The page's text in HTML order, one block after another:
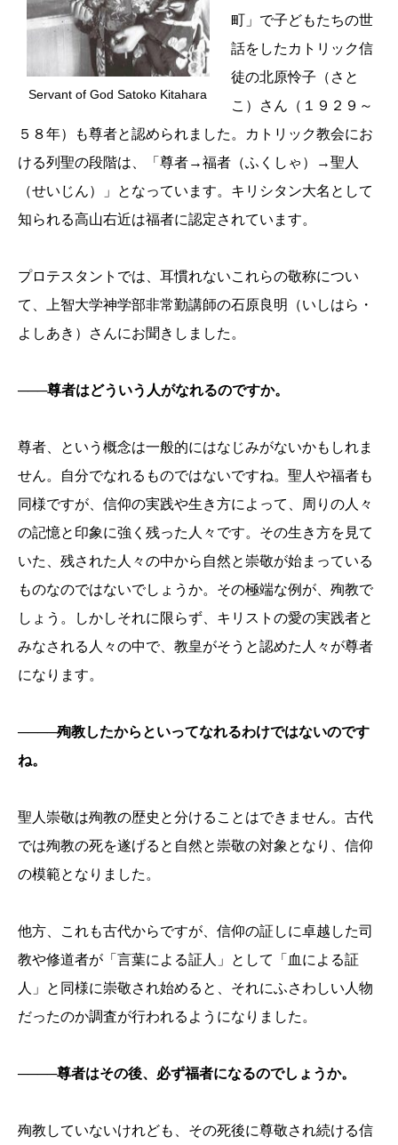
Servant of God Satoko Kitahara
町」で子どもたちの世
話をしたカトリック信
徒の北原怜子（さと
こ）さん（１９２９～
５８年）も尊者と認められました。カトリック教会にお
ける列聖の段階は、「尊者→福者（ふくしゃ）→聖人
（せいじん）」となっています。キリシタン大名として
知られる高山右近は福者に認定されています。
プロテスタントでは、耳慣れないこれらの敬称につい
て、上智大学神学部非常勤講師の石原良明（いしはら・
よしあき）さんにお聞きしました。
───尊者はどういう人がなれるのですか。
尊者、という概念は一般的にはなじみがないかもしれま
せん。
自分でなれるものではないですね。聖人や福者も
同様ですが、信仰の実践や生き方によって、周りの人々
の記憶と印象に強く残った人々です。その生き方を見て
いた、残された人々の中から自然と崇敬が始まっている
ものなのではないでしょうか。その極端な例が、殉教で
しょう。しかしそれに限らず、キリストの愛の実践者と
みなされる人々の中で、教皇がそうと認めた人々が尊者
になります。
────殉教したからといってなれるわけではないのです
ね。
聖人崇敬は殉教の歴史と分けることはできません。古代
では殉教の死を遂げると自然と崇敬の対象となり、信仰
の模範となりました。
他方、これも古代からですが、信仰の証しに卓越した司
教や修道者が「言葉による証人」として「血による証
人」と同様に崇敬され始めると、それにふさわしい人物
だったのか調査が行われるようになりました。
────尊者はその後、必ず福者になるのでしょうか。
殉教していないけれども、その死後に尊敬され続ける信